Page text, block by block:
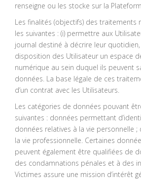
renseigne ou les stocke sur la
Les finalités (objectifs) des
les suivantes : (i) permettre aux
journal destiné à décrire leur
disposition des Utilisateur un espace
numérique au sein duquel ils peuvent
données. La base légale de ces
d’un contrat avec les Utilisateurs.
Les catégories de données pouvant
suivantes : données permettant
données relatives à la vie personnelle ;
la vie professionnelle. Certaines
peuvent également être qualifiées de
des condamnations pénales et à des
Victimes assure une mission d’intérêt